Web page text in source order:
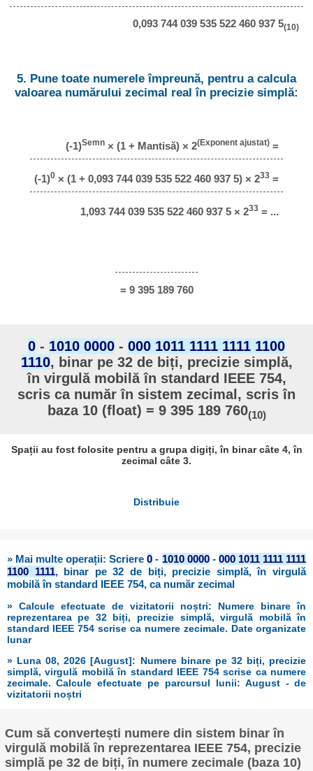
0,093 744 039 535 522 460 937 5(10)
5. Pune toate numerele împreună, pentru a calcula
valoarea numărului zecimal real în precizie simplă:
(-1)Semn × (1 + Mantisă) × 2(Exponent ajustat) =
(-1)0 × (1 + 0,093 744 039 535 522 460 937 5) × 233 =
1,093 744 039 535 522 460 937 5 × 233 = ...
= 9 395 189 760
0 - 1010 0000 - 000 1011 1111 1111 1100
1110, binar pe 32 de biți, precizie simplă,
în virgulă mobilă în standard IEEE 754,
scris ca număr în sistem zecimal, scris în
baza 10 (float) = 9 395 189 760(10)
Spații au fost folosite pentru a grupa digiți, în binar câte 4, în
zecimal câte 3.
Distribuie
» Mai multe operații: Scriere0 - 1010 0000- 000 1011 1111 1111
1100 1111, binar pe 32 de biți, precizie simplă, în virgulă
mobilă în standard IEEE 754, ca număr zecimal
» Calcule efectuate de vizitatorii noștri: Numere binare în
reprezentarea pe 32 biți, precizie simplă, virgulă mobilă în
standard IEEE 754 scrise ca numere zecimale. Date organizate
lunar
» Luna 08, 2026 [August]: Numere binare pe 32 biți, precizie
simplă, virgulă mobilă în standard IEEE 754 scrise ca numere
zecimale. Calcule efectuate pe parcursul lunii: August - de
vizitatorii noștri
Cum să convertești numere din sistem binar în
virgulă mobilă în reprezentarea IEEE 754, precizie
simplă pe 32 de biți, în numere zecimale (baza 10)